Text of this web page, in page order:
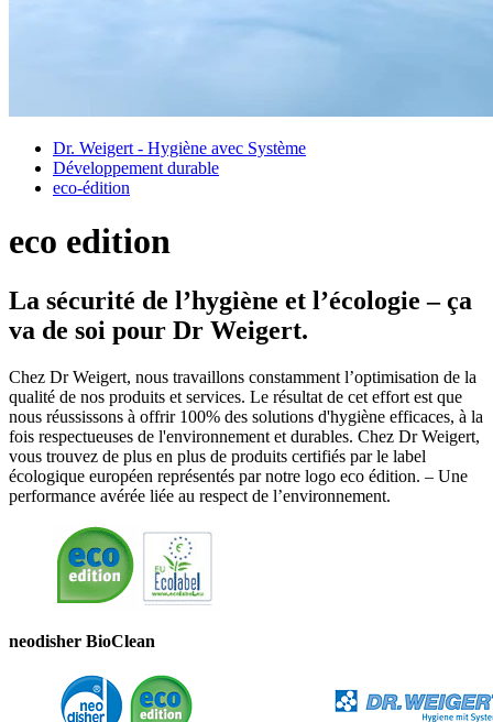
Dr. Weigert - Hygiène avec Système
Développement durable
eco-édition
eco edition
La sécurité de l’hygiène et l’écologie – ça
va de soi pour Dr Weigert.
Chez Dr Weigert, nous travaillons constamment l’optimisation de la
qualité de nos produits et services. Le résultat de cet effort est que
nous réussissons à offrir 100% des solutions d'hygiène efficaces, à la
fois respectueuses de l'environnement et durables. Chez Dr Weigert,
vous trouvez de plus en plus de produits certifiés par le label
écologique européen représentés par notre logo eco édition. – Une
performance avérée liée au respect de l’environnement.
neodisher BioClean